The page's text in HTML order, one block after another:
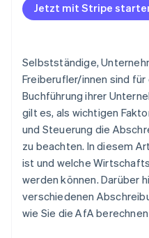
Jetzt mit Stripe
Selbstständige,
Freiberufler/innen sind
Buchführung ihrer
gilt es, als wichtigen
und Steuerung die
zu beachten. In diesem
ist und welche
werden können. Darüber
verschiedenen
wie Sie die AfA